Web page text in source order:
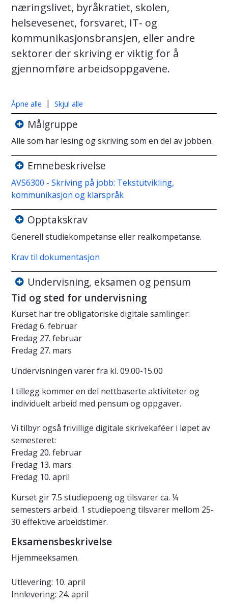
næringslivet, byråkratiet, skolen,
helsevesenet, forsvaret, IT- og
kommunikasjonsbransjen, eller andre
sektorer der skriving er viktig for å
gjennomføre arbeidsoppgavene.
Åpne alle | Skjul alle
Målgruppe
Alle som har lesing og skriving som en del av jobben.
Emnebeskrivelse
AVS6300 - Skriving på jobb: Tekstutvikling,
kommunikasjon og klarspråk
Opptakskrav
Generell studiekompetanse eller realkompetanse.
Krav til dokumentasjon
Undervisning, eksamen og pensum
Tid og sted for undervisning
Kurset har tre obligatoriske digitale samlinger:
Fredag 6. februar
Fredag 27. februar
Fredag 27. mars
Undervisningen varer fra kl. 09.00-15.00
I tillegg kommer en del nettbaserte aktiviteter og
individuelt arbeid med pensum og oppgaver.
Vi tilbyr også frivillige digitale skrivekaféer i løpet av
semesteret:
Fredag 20. februar
Fredag 13. mars
Fredag 10. april
Kurset gir 7.5 studiepoeng og tilsvarer ca. ¼
semesters arbeid. 1 studiepoeng tilsvarer mellom 25-
30 effektive arbeidstimer.
Eksamensbeskrivelse
Hjemmeeksamen.
Utlevering: 10. april
Innlevering: 24. april